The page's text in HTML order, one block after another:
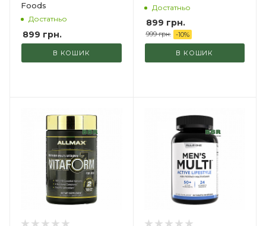
Foods
Достатньо
899 грн.
В КОШИК
Достатньо
899 грн.
999грн. -10%
В КОШИК